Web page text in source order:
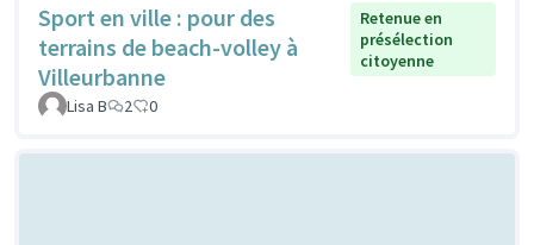
Sport en ville : pour des
terrains de beach-volley à
Villeurbanne
Retenue en
présélection
citoyenne
Lisa B 2 0